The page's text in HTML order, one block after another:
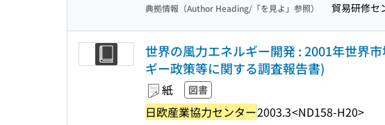
典拠情報（Author Heading/「を見よ」参照） 貿易研修セ
世界の風力エネルギー開発 : 2001年世界
ギー政策等に関する調査報告書)
紙 図書
日欧産業協力センター2003.3<ND158-H20>